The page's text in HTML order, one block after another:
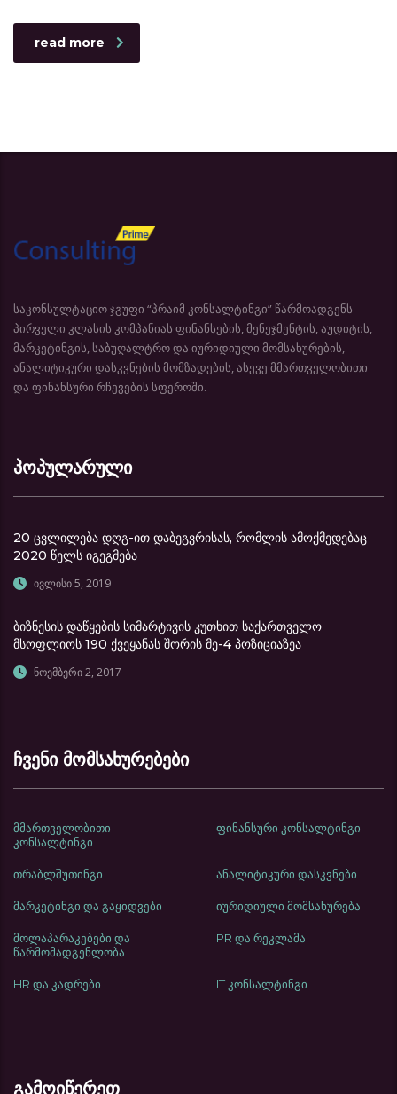
read more
საკონსულტაციო ჯგუფი “პრაიმ კონსალტინგი” წარმოადგენს
პირველი კლასის კომპანიას ფინანსების, მენეჯმენტის, აუდიტის,
მარკეტინგის, საბუღალტრო და იურიდიული მომსახურების,
ანალიტიკური დასკვნების მომზადების, ასევე მმართველობითი
და ფინანსური რჩევების სფეროში.
პოპულარული
20 ცვლილება დღგ-ით დაბეგვრისას, რომლის ამოქმედებაც
2020 წელს იგეგმება
ივლისი 5, 2019
ბიზნესის დაწყების სიმარტივის კუთხით საქართველო
მსოფლიოს 190 ქვეყანას შორის მე-4 პოზიციაზეა
ნოემბერი 2, 2017
ჩვენი მომსახურებები
მმართველობითი
კონსალტინგი
ფინანსური კონსალტინგი
თრაბლშუთინგი ანალიტიკური დასკვნები
მარკეტინგი და გაყიდვები იურიდიული მომსახურება
მოლაპარაკებები და
წარმომადგენლობა
PR და რეკლამა
HR და კადრები IT კონსალტინგი
გამოიწერეთ